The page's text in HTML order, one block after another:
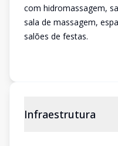
com hidromassagem,
sala de massagem,
salões de festas.
Infraestrutura